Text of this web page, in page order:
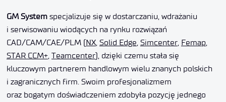
GM System specjalizuje się w dostarczaniu, wdrażaniu
i serwisowaniu wiodących na rynku rozwiązań
CAD/CAM/CAE/PLM (NX Solid Edge Simcenter Femap
STAR CCM+ Teamcenter), dzięki czemu stała się
kluczowym partnerem handlowym wielu znanych polskich
i zagranicznych firm. Swoim profesjonalizmem
oraz bogatym doświadczeniem zdobyła pozycję jednego